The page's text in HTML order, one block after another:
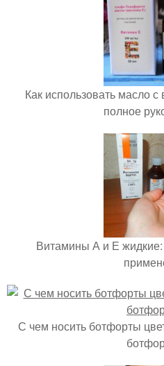
Как использовать масло
полное
Витамины А и Е
С чем носить ботфорты